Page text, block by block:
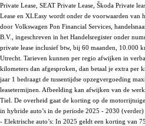
Private Lease, SEAT Private Lease, Škoda Private
Lease en XLEasy wordt onder de voorwaarden van
door Volkswagen Pon Financial Services,
B.V., ingeschreven in het Handelsregister onder
private lease inclusief btw, bij 60 maanden, 10.000
Utrecht. Tarieven kunnen per regio afwijken in
kilometers dan afgesproken, dan betaal je extra per
jaar 1 bedraagt de tussentijdse opzegvergoeding
leasetermijnen. Afbeelding kan afwijken van de
Tiel. De overheid gaat de korting op de
in hybride auto’s in de periode 2025 - 2030 (verder)
- Elektrische auto’s: In 2025 geldt een korting van